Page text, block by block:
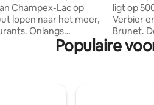
Champex-Lac op
lopen naar het meer,
Onlangs
een hoge standaard,
een fantastisch
de
ligt op
Verbier
Brunet.
meest
de Alpen
Populaire